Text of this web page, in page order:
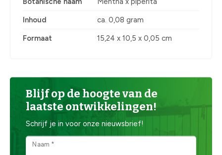
Inhoud ca. 0,08 gram
Formaat 15,24 x 10,5 x 0,05 cm
Blijf op de hoogte van de
laatste ontwikkelingen!
Schrijf je in voor onze nieuwsbrief!
Naam *